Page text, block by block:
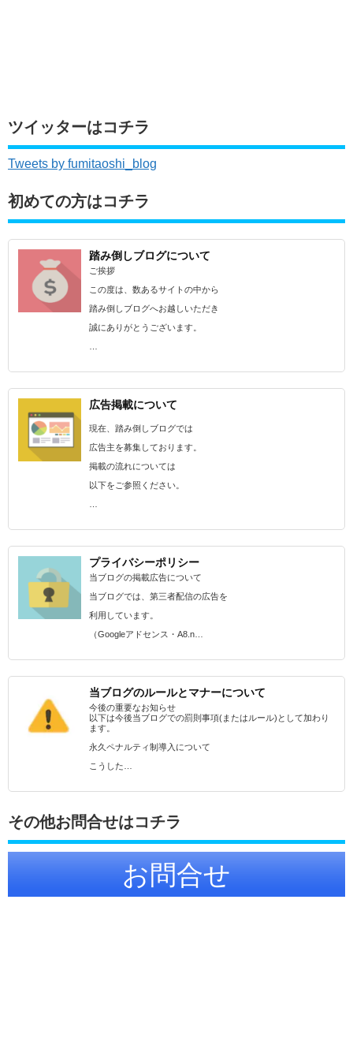
ツイッターはコチラ
Tweets by fumitaoshi_blog
初めての方はコチラ
踏み倒しブログについて
ご挨拶
この度は、数あるサイトの中から
踏み倒しブログへお越しいただき
誠にありがとうございます。
広告掲載について
現在、踏み倒しブログでは
広告主を募集しております。
掲載の流れについては
以下をご参照ください。
プライバシーポリシー
当ブログの掲載広告について
当ブログでは、第三者配信の広告を
利用しています。
（Googleアドセンス・A8.n…
当ブログのルールとマナーについて
今後の重要なお知らせ
以下は今後当ブログでの罰則事項(またはルール)として加わり
ます。
永久ペナルティ制導入について
こうした…
その他お問合せはコチラ
お問合せ